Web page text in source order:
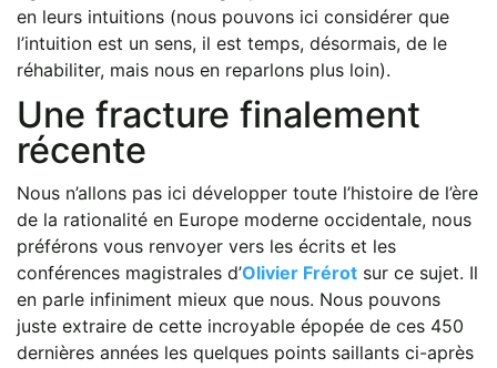
en leurs intuitions (nous pouvons ici considérer que
l’intuition est un sens, il est temps, désormais, de le
réhabiliter, mais nous en reparlons plus loin).
Une fracture finalement
récente
Nous n’allons pas ici développer toute l’histoire de l’ère
de la rationalité en Europe moderne occidentale, nous
préférons vous renvoyer vers les écrits et les
conférences magistrales d’Olivier Frérot sur ce sujet. Il
en parle infiniment mieux que nous. Nous pouvons
juste extraire de cette incroyable épopée de ces 450
dernières années les quelques points saillants ci-après